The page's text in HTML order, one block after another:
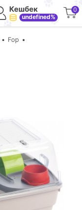
Кешбек
undefined%
0
Fop